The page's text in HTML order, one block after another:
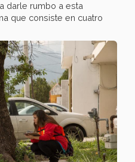
darle rumbo a esta
que consiste en cuatro